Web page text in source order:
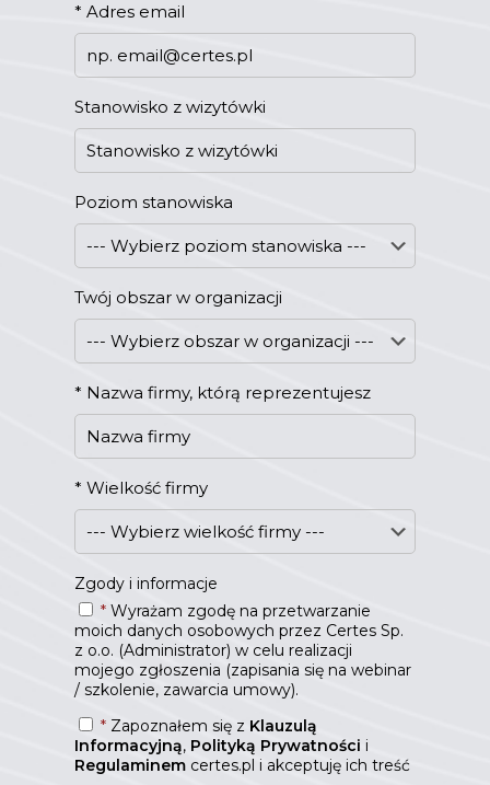
* Adres email
Stanowisko z wizytówki
Poziom stanowiska
Twój obszar w organizacji
* Nazwa firmy, którą reprezentujesz
* Wielkość firmy
Zgody i informacje
* Wyrażam zgodę na przetwarzanie
moich danych osobowych przez Certes Sp.
z o.o. (Administrator) w celu realizacji
mojego zgłoszenia (zapisania się na webinar
/ szkolenie, zawarcia umowy).
* Zapoznałem się z Klauzulą
Informacyjną, Polityką Prywatności i
Regulaminem certes.pl i akceptuję ich treść